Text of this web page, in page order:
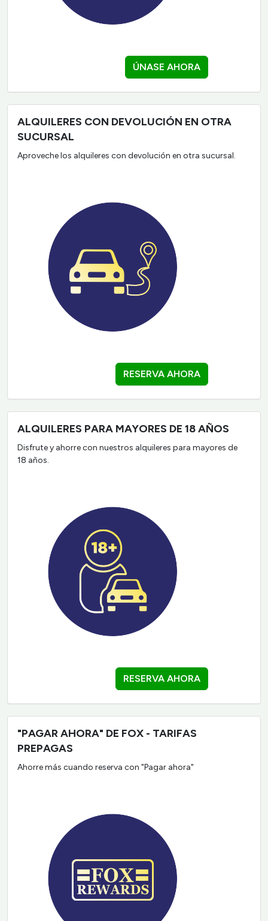
ÚNASE AHORA
ALQUILERES CON DEVOLUCIÓN EN OTRA
SUCURSAL
Aproveche los alquileres con devolución en otra sucursal.
RESERVA AHORA
ALQUILERES PARA MAYORES DE 18 AÑOS
Disfrute y ahorre con nuestros alquileres para mayores de
18 años.
RESERVA AHORA
"PAGAR AHORA" DE FOX - TARIFAS
PREPAGAS
Ahorre más cuando reserva con "Pagar ahora"